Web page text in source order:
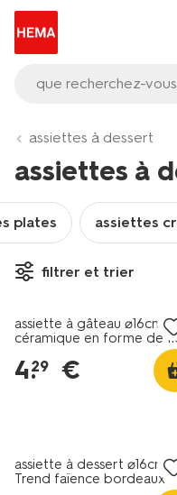
que recherchez-
assiettes à dessert
assiettes à
plates assiettes
filtrer et trier
4+2 gratuits
assiette à gâteau ⌀16cm
céramique en forme de
4.
29 €
assiette à dessert ⌀16cm
Trend faïence bordeaux